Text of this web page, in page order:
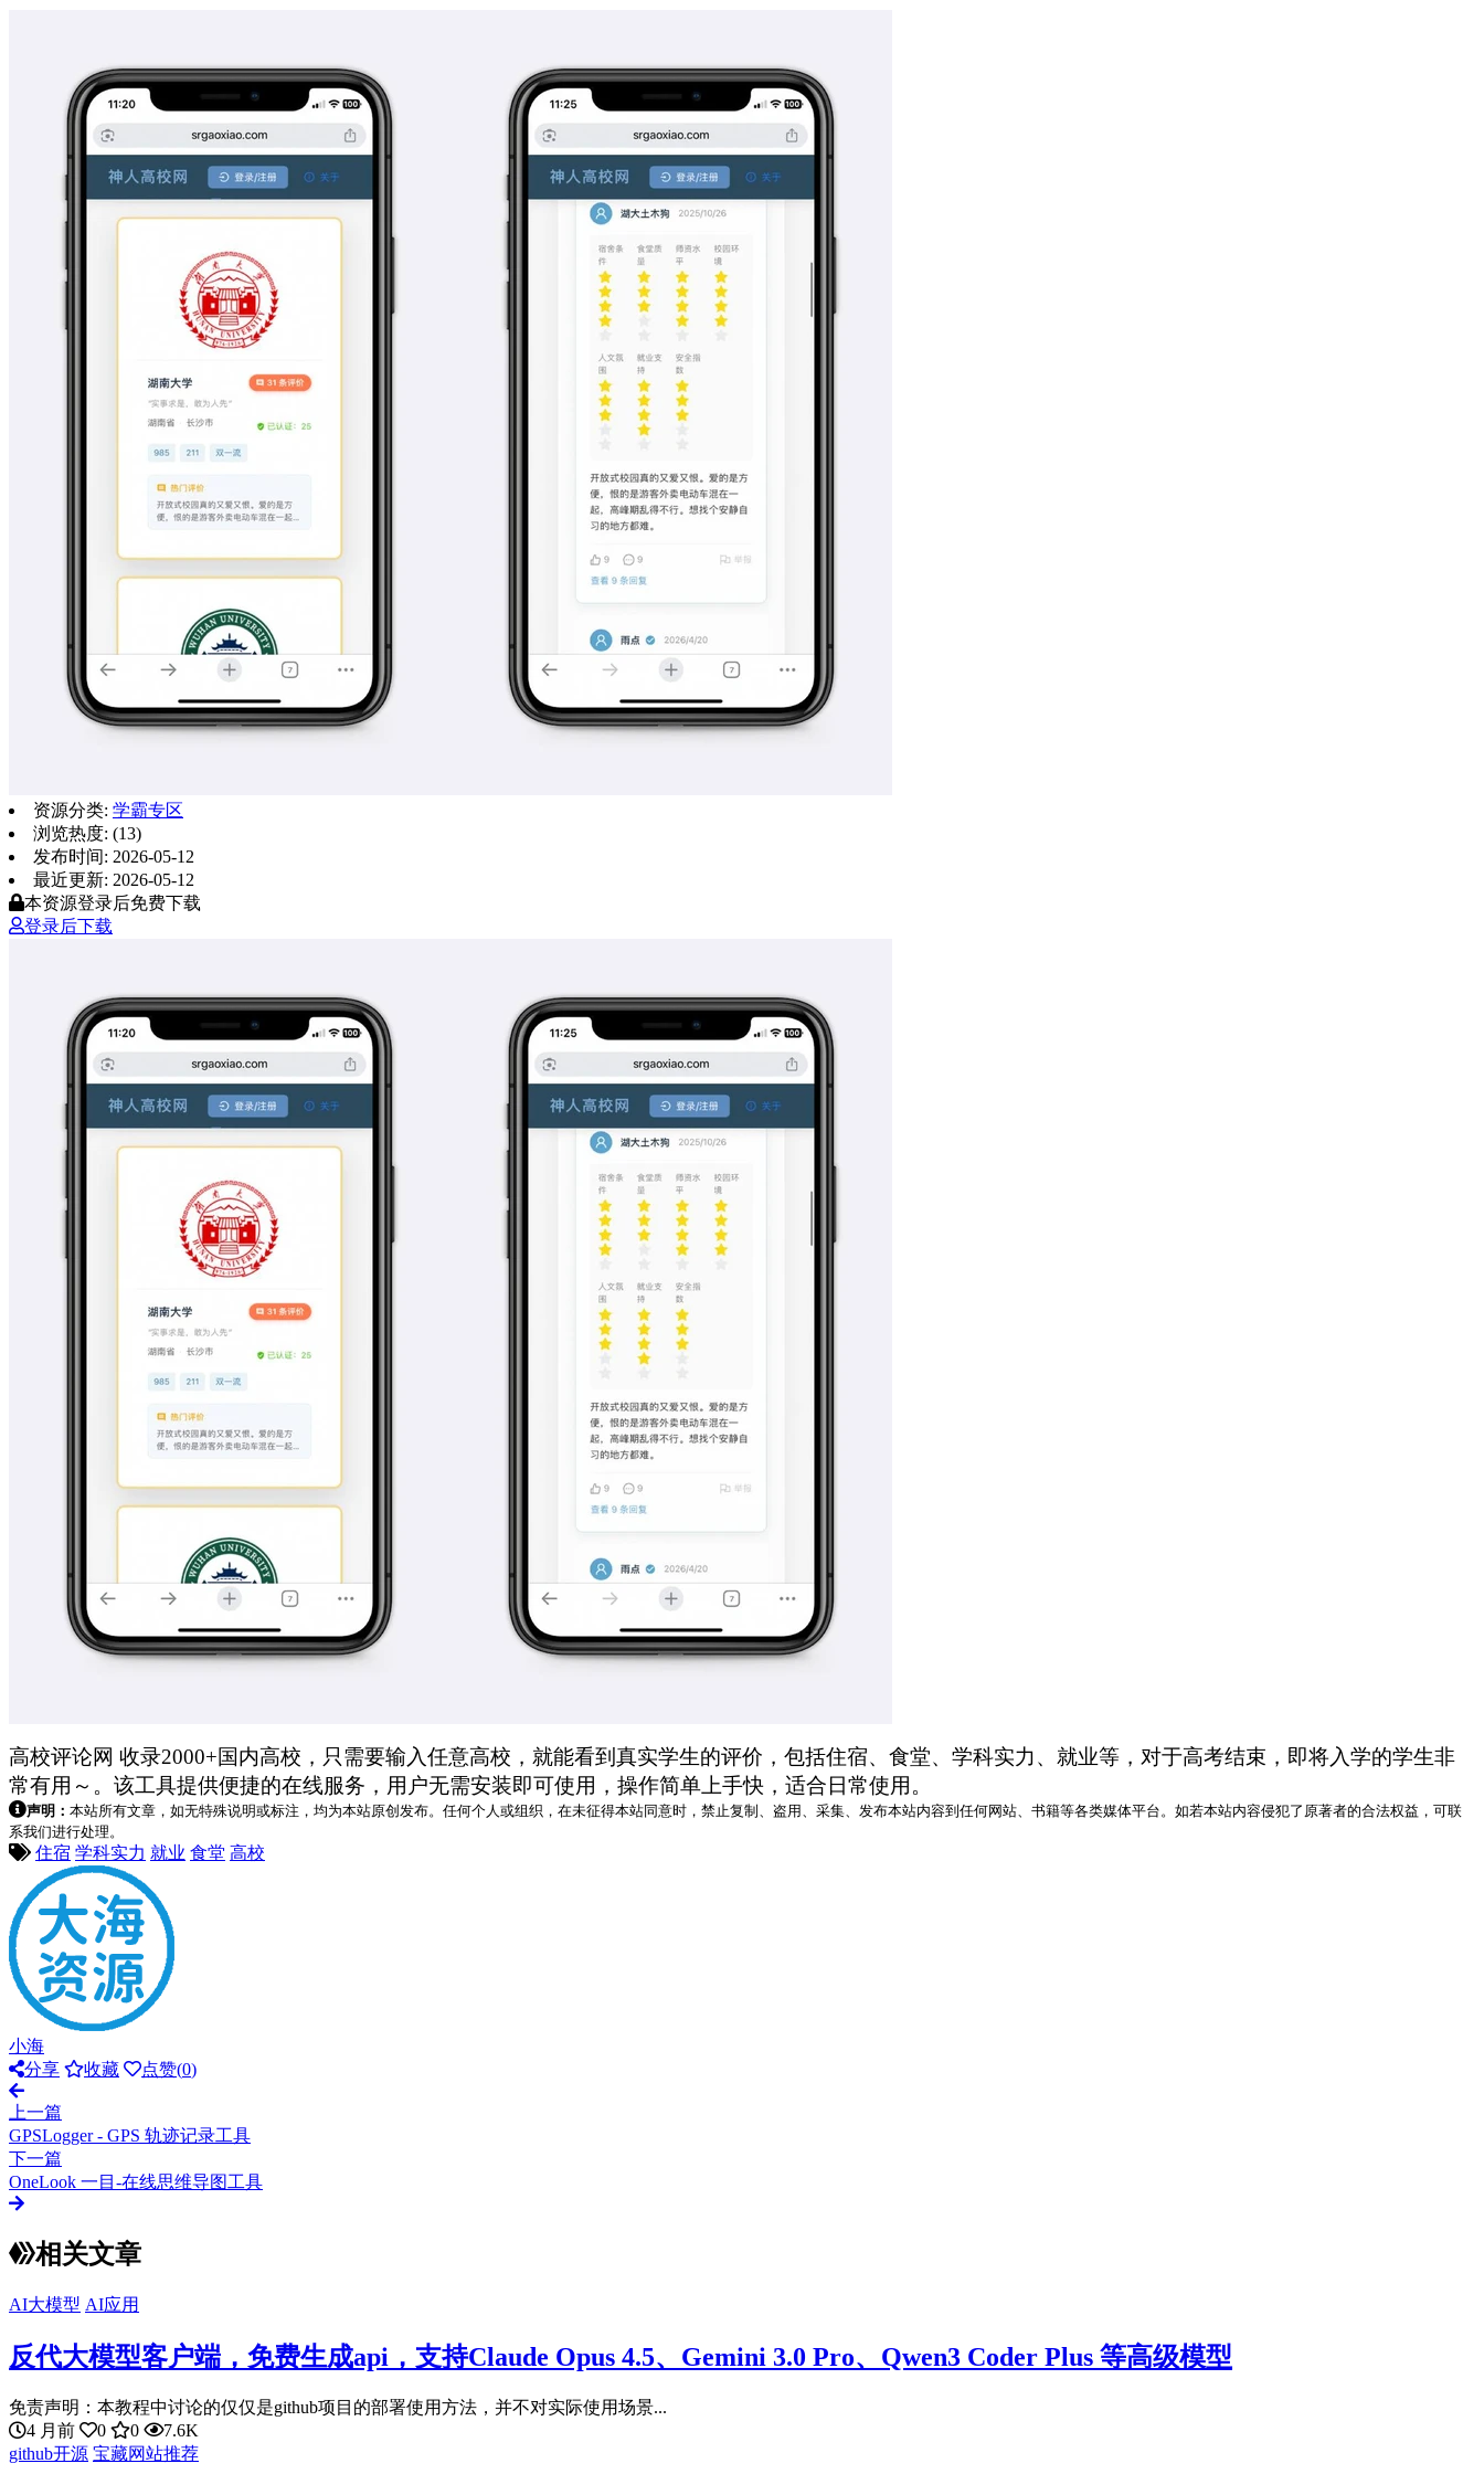
资源分类: 学霸专区
浏览热度: (13)
发布时间: 2026-05-12
最近更新: 2026-05-12
本资源登录后免费下载
登录后下载
高校评论网 收录2000+国内高校，只需要输入任意高校，就能看到真实学生的评价，包括住宿、食堂、学科实力、就业等，对于高考结束，即将入学的学生非
常有用～。该工具提供便捷的在线服务，用户无需安装即可使用，操作简单上手快，适合日常使用。
声明： 本站所有文章，如无特殊说明或标注，均为本站原创发布。任何个人或组织，在未征得本站同意时，禁止复制、盗用、采集、发布本站内容到任何网站、书籍等各类媒体平台。如若本站内容侵犯了原著者的合法权益，可联
系我们进行处理。
住宿 学科实力 就业 食堂 高校
小海
分享
收藏 点赞(0)
上一篇
GPSLogger - GPS 轨迹记录工具
下一篇
OneLook 一目-在线思维导图工具
相关文章
AI大模型 AI应用
反代大模型客户端，免费生成api，支持Claude Opus 4.5、Gemini 3.0 Pro、Qwen3 Coder Plus 等高级模型
免责声明：本教程中讨论的仅仅是github项目的部署使用方法，并不对实际使用场景...
4 月前
0 0
7.6K
github开源 宝藏网站推荐